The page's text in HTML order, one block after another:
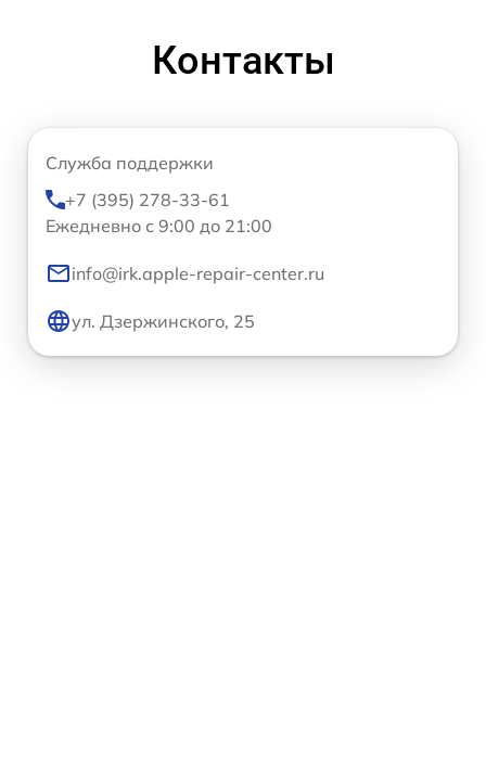
Контакты
Служба поддержки
+7 (395) 278-33-61
Ежедневно с 9:00 до 21:00
info@irk.apple-repair-center.ru
ул. Дзержинского, 25